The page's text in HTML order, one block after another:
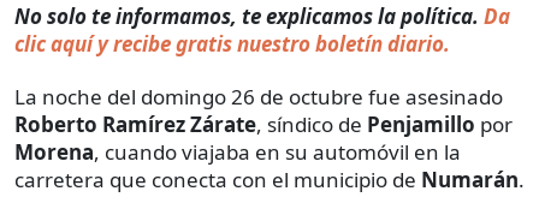
No solo te informamos, te explicamos la política. Da
clic aquí y recibe gratis nuestro boletín diario.
La noche del domingo 26 de octubre fue asesinado
Roberto Ramírez Zárate, síndico de Penjamillo por
Morena, cuando viajaba en su automóvil en la
carretera que conecta con el municipio de Numarán.